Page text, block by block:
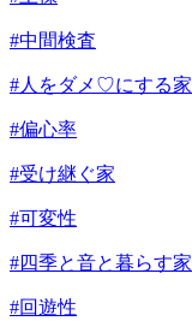
#中間検査
#人をダメ♡にする家
#偏心率
#受け継ぐ家
#可変性
#四季と音と暮らす家
#回遊性